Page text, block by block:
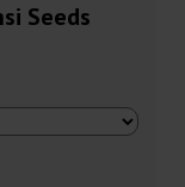
Seeds